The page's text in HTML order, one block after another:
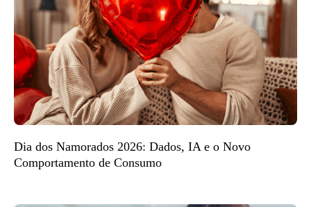
Dia dos Namorados 2026: Dados, IA e o Novo
Comportamento de Consumo